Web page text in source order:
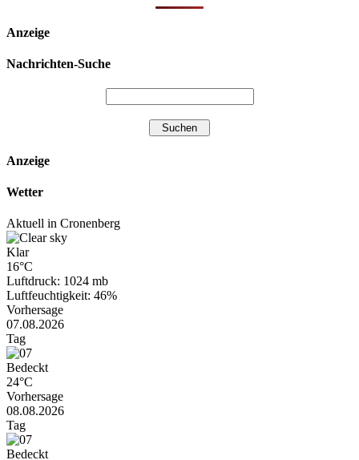
Anzeige
Nachrichten-Suche
Anzeige
Wetter
Aktuell in Cronenberg
Klar
16°C
Luftdruck: 1024 mb
Luftfeuchtigkeit: 46%
Vorhersage
07.08.2026
Tag
Bedeckt
24°C
Vorhersage
08.08.2026
Tag
Bedeckt